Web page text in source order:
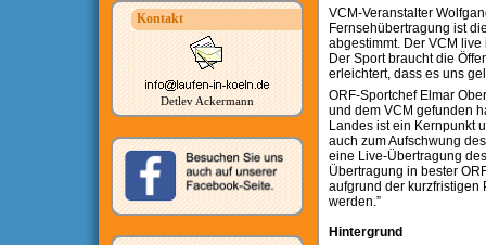
Kontakt
Detlev Ackermann
VCM-Veranstalter
Fernsehübertragung ist
abgestimmt. Der VCM
Der Sport braucht die
erleichtert, dass es uns
ORF-Sportchef Elmar
und dem VCM gefunden
Landes ist ein Kernpunkt
auch zum Aufschwung
eine Live-Übertragung
Übertragung in bester
aufgrund der kurzfristigen
werden.”
Hintergrund